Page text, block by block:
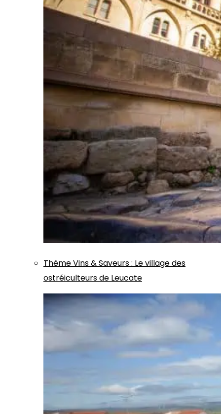
ThèmeVins & Saveurs: Le village des
ostréiculteurs de Leucate